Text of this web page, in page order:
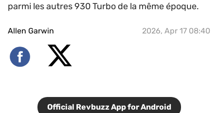
parmi les autres 930 Turbo de la même époque.
Allen Garwin 2026, Apr 17 08:40
Official Revbuzz App for Android